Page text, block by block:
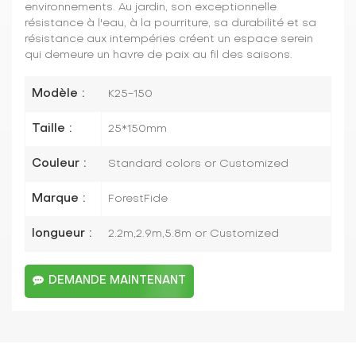
environnements. Au jardin, son exceptionnelle
résistance à l'eau, à la pourriture, sa durabilité et sa
résistance aux intempéries créent un espace serein
qui demeure un havre de paix au fil des saisons.
Modèle : K25-150
Taille : 25*150mm
Couleur : Standard colors or Customized
Marque : ForestFide
longueur : 2.2m,2.9m,5.8m or Customized
DEMANDE MAINTENANT